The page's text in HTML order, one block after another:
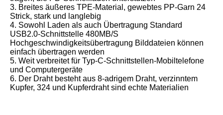
3. Breites äußeres TPE-Material, gewebtes PP-Garn 24
Strick, stark und langlebig
4. Sowohl Laden als auch Übertragung Standard
USB2.0-Schnittstelle 480MB/S
Hochgeschwindigkeitsübertragung Bilddateien können
einfach übertragen werden
5. Weit verbreitet für Typ-C-Schnittstellen-Mobiltelefone
und Computergeräte
6. Der Draht besteht aus 8-adrigem Draht, verzinntem
Kupfer, 324 und Kupferdraht sind echte Materialien